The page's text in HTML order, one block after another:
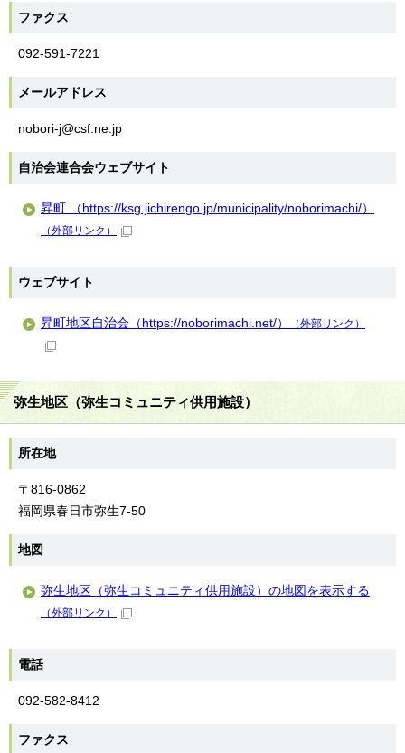
ファクス
092-591-7221
メールアドレス
nobori-j@csf.ne.jp
自治会連合会ウェブサイト
昇町 （https://ksg.jichirengo.jp/municipality/noborimachi/）
（外部リンク）
ウェブサイト
昇町地区自治会（https://noborimachi.net/） （外部リンク）
弥生地区（弥生コミュニティ供用施設）
所在地
〒816-0862
福岡県春日市弥生7-50
地図
弥生地区（弥生コミュニティ供用施設）の地図を表示する
（外部リンク）
電話
092-582-8412
ファクス